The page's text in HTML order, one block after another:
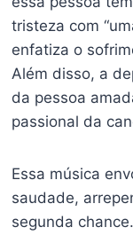
tristeza com
enfatiza o
Além disso, a
da pessoa
passional da
Essa música
saudade,
segunda